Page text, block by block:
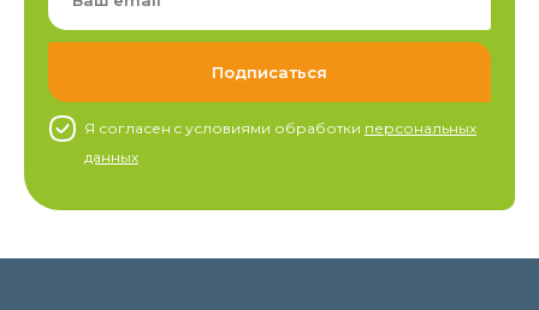
Я согласен c условиями обработки персональных
данных